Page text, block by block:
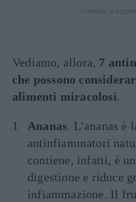
Vediamo, allora, 7
che possono
alimenti miracolosi.
Ananas. L’ananas è
antinfiammatori
contiene, infatti, è
digestione e riduce
infiammazione. Il